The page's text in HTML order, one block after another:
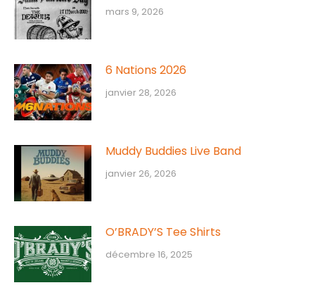
mars 9, 2026
6 Nations 2026
janvier 28, 2026
Muddy Buddies Live Band
janvier 26, 2026
O’BRADY’S Tee Shirts
décembre 16, 2025